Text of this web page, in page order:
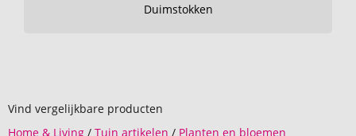
Duimstokken
Vind vergelijkbare producten
Home & Living / Tuin artikelen / Planten en bloemen